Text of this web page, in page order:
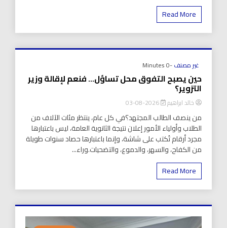
Read More
غير مصنف-0 Minutes
حين يصبح التفوق محل تساؤل… فنعم لإقالة وزير
التزوير؟
خالد ابراهيم 2026-08-03
من ينصف الطالب المجتهد؟في كل عام، ينتظر مئات الآلاف من
الطلاب وأولياء الأمور إعلان نتيجة الثانوية العامة، ليس باعتبارها
مجرد أرقام تُكتب على شاشة، وإنما باعتبارها حصاد سنوات طويلة
من الكفاح، والسهر، والدموع، والتضحيات.وراء...
Read More